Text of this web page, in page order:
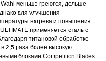
меньше греются, дольше
для улучшения
нагрева и повышения
применяется сталь с
титановой обработке
2,5 раза более высокую
блоками Competition Blades